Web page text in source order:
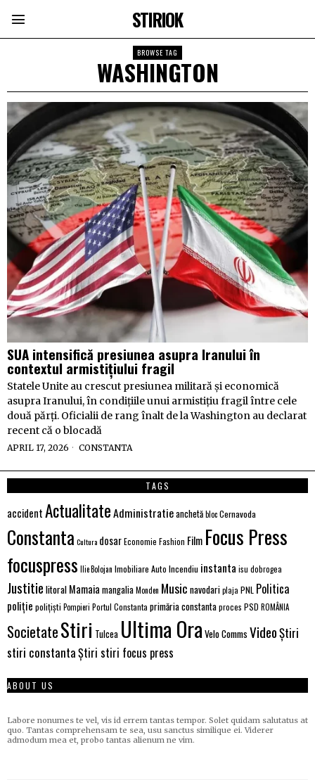
STIRIOK
BROWSE TAG
WASHINGTON
SUA intensifică presiunea asupra Iranului în
contextul armistițiului fragil
Statele Unite au crescut presiunea militară și economică
asupra Iranului, în condițiile unui armistițiu fragil între cele
două părți. Oficialii de rang înalt de la Washington au declarat
recent că o blocadă
APRIL 17, 2026 CONSTANTA
TAGS
accidentActualitateAdministratieanchetăblocCernavoda
Constanta Cultura dosarEconomie Fashion Film Focus Press
focuspress Ilie Bolojan Imobiliare Auto Incendiu instanta isu dobrogea
Justitie litoral Mamaia mangaliaMonden Music navodariplaja PNL Politica
poliție polițiști Pompieri Portul Constanta primăria constantaproces PSD ROMÂNIA
SocietateStiri Tulcea Ultima Ora Velo Comms VideoȘtiri
stiri constantaȘtiri stiri focus press
ABOUT US
Labore nonumes te vel, vis id errem tantas tempor. Solet quidam salutatus at
quo. Tantas comprehensam te sea, usu sanctus similique ei. Viderer
admodum mea et, probo tantas alienum ne vim.